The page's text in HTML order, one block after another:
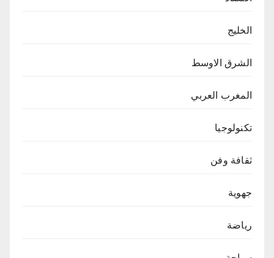
الخليج
الشرق الاوسط
المغرب العربي
تكنولوجيا
ثقافة وفن
جهوية
رياضة